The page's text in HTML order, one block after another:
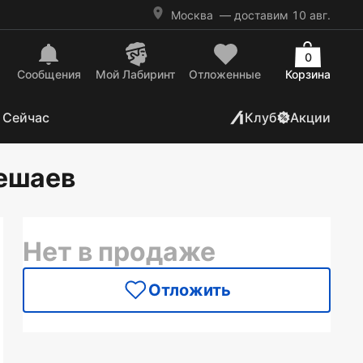
Москва — доставим 10 авг.
Сообщения Mой Лабиринт Отложенные Корзина
0
Клуб Акции
Нет в продаже
Отложить